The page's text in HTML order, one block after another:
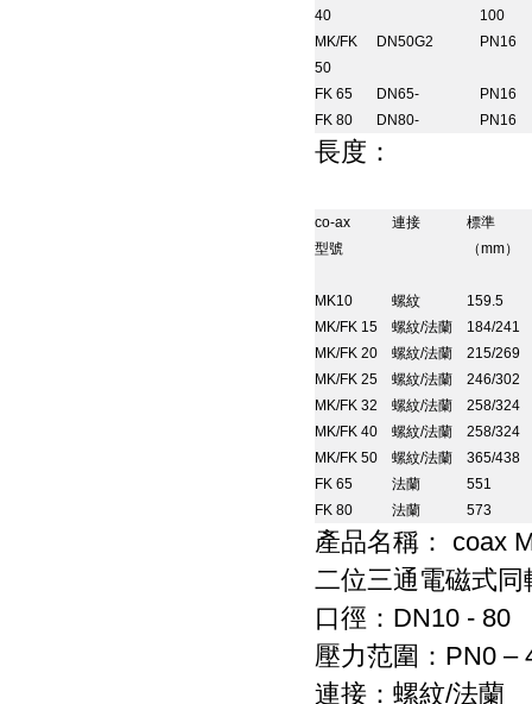
40
100
MK/FK
50
DN50G2 PN16
FK 65 DN65-
PN16
FK 80
DN80- PN16
長度：
co-ax
型號
連接
標準
（mm）
MK10 螺紋
159.5
MK/FK 15
螺紋/法蘭
184/241
MK/FK 20
螺紋/法蘭
215/269
MK/FK 25
螺紋/法蘭
246/302
MK/FK 32
螺紋/法蘭
258/324
MK/FK 40
螺紋/法蘭
258/324
MK/FK 50
螺紋/法蘭
365/438
FK 65
法蘭
551
FK 80
法蘭 573
產品名稱： coax
二位三通電磁式同
口徑： DN10 - 80
壓力范圍： PN0 –
連接：螺紋/法蘭